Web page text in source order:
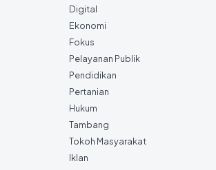
Digital
Ekonomi
Fokus
Pelayanan Publik
Pendidikan
Pertanian
Hukum
Tambang
Tokoh Masyarakat
Iklan